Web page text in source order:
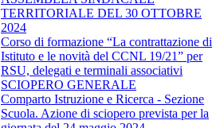
TERRITORIALE DEL 30 OTTOBRE
2024
Corso di formazione “La contrattazione di
Istituto e le novità del CCNL 19/21” per
RSU, delegati e terminali associativi
SCIOPERO GENERALE
Comparto Istruzione e Ricerca - Sezione
Scuola. Azione di sciopero prevista per la